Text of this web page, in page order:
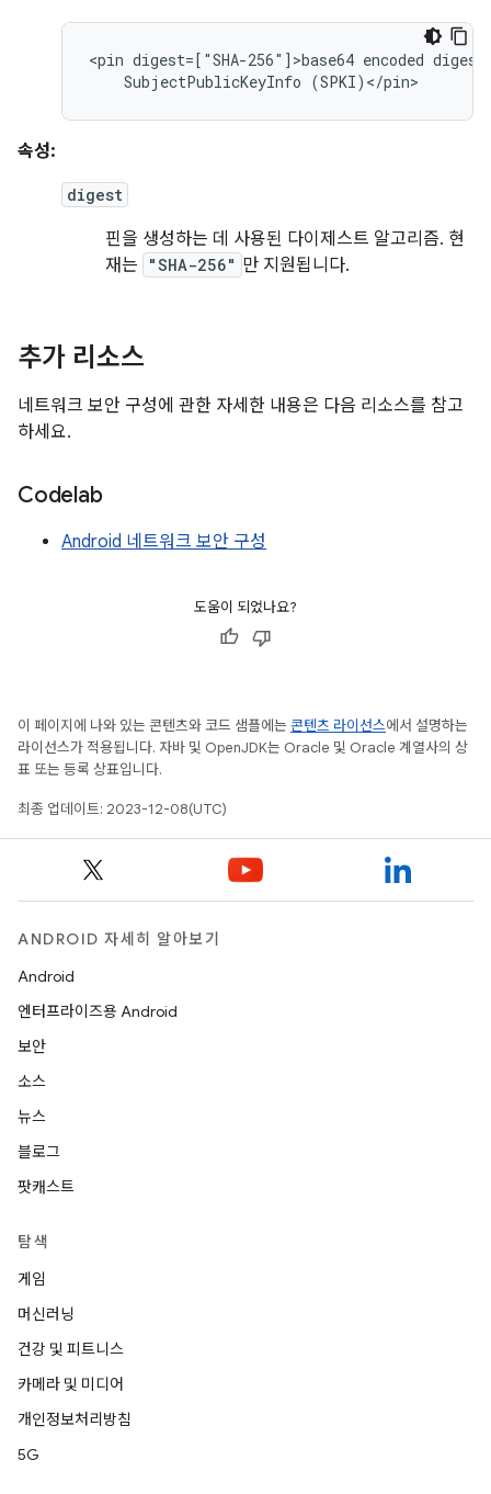
<pin digest=["SHA-256"]>base64 encoded digest
SubjectPublicKeyInfo (SPKI)</pin>
속성:
digest
핀을 생성하는 데 사용된 다이제스트 알고리즘. 현
재는
"SHA-256" 만 지원됩니다.
추가 리소스
네트워크 보안 구성에 관한 자세한 내용은 다음 리소스를 참고
하세요.
Codelab
Android 네트워크 보안 구성
도움이 되었나요?
이 페이지에 나와 있는 콘텐츠와 코드 샘플에는 콘텐츠 라이선스에서 설명하는
라이선스가 적용됩니다. 자바 및 OpenJDK는 Oracle 및 Oracle 계열사의 상
표 또는 등록 상표입니다.
최종 업데이트: 2023-12-08(UTC)
ANDROID 자세히 알아보기
Android
엔터프라이즈용 Android
보안
소스
뉴스
블로그
팟캐스트
탐색
게임
머신러닝
건강 및 피트니스
카메라 및 미디어
개인정보처리방침
5G